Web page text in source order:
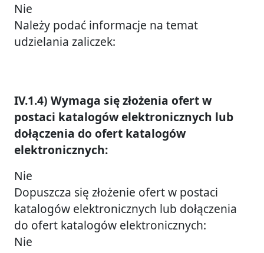
Nie
Należy podać informacje na temat
udzielania zaliczek:
IV.1.4) Wymaga się złożenia ofert w
postaci katalogów elektronicznych lub
dołączenia do ofert katalogów
elektronicznych:
Nie
Dopuszcza się złożenie ofert w postaci
katalogów elektronicznych lub dołączenia
do ofert katalogów elektronicznych:
Nie